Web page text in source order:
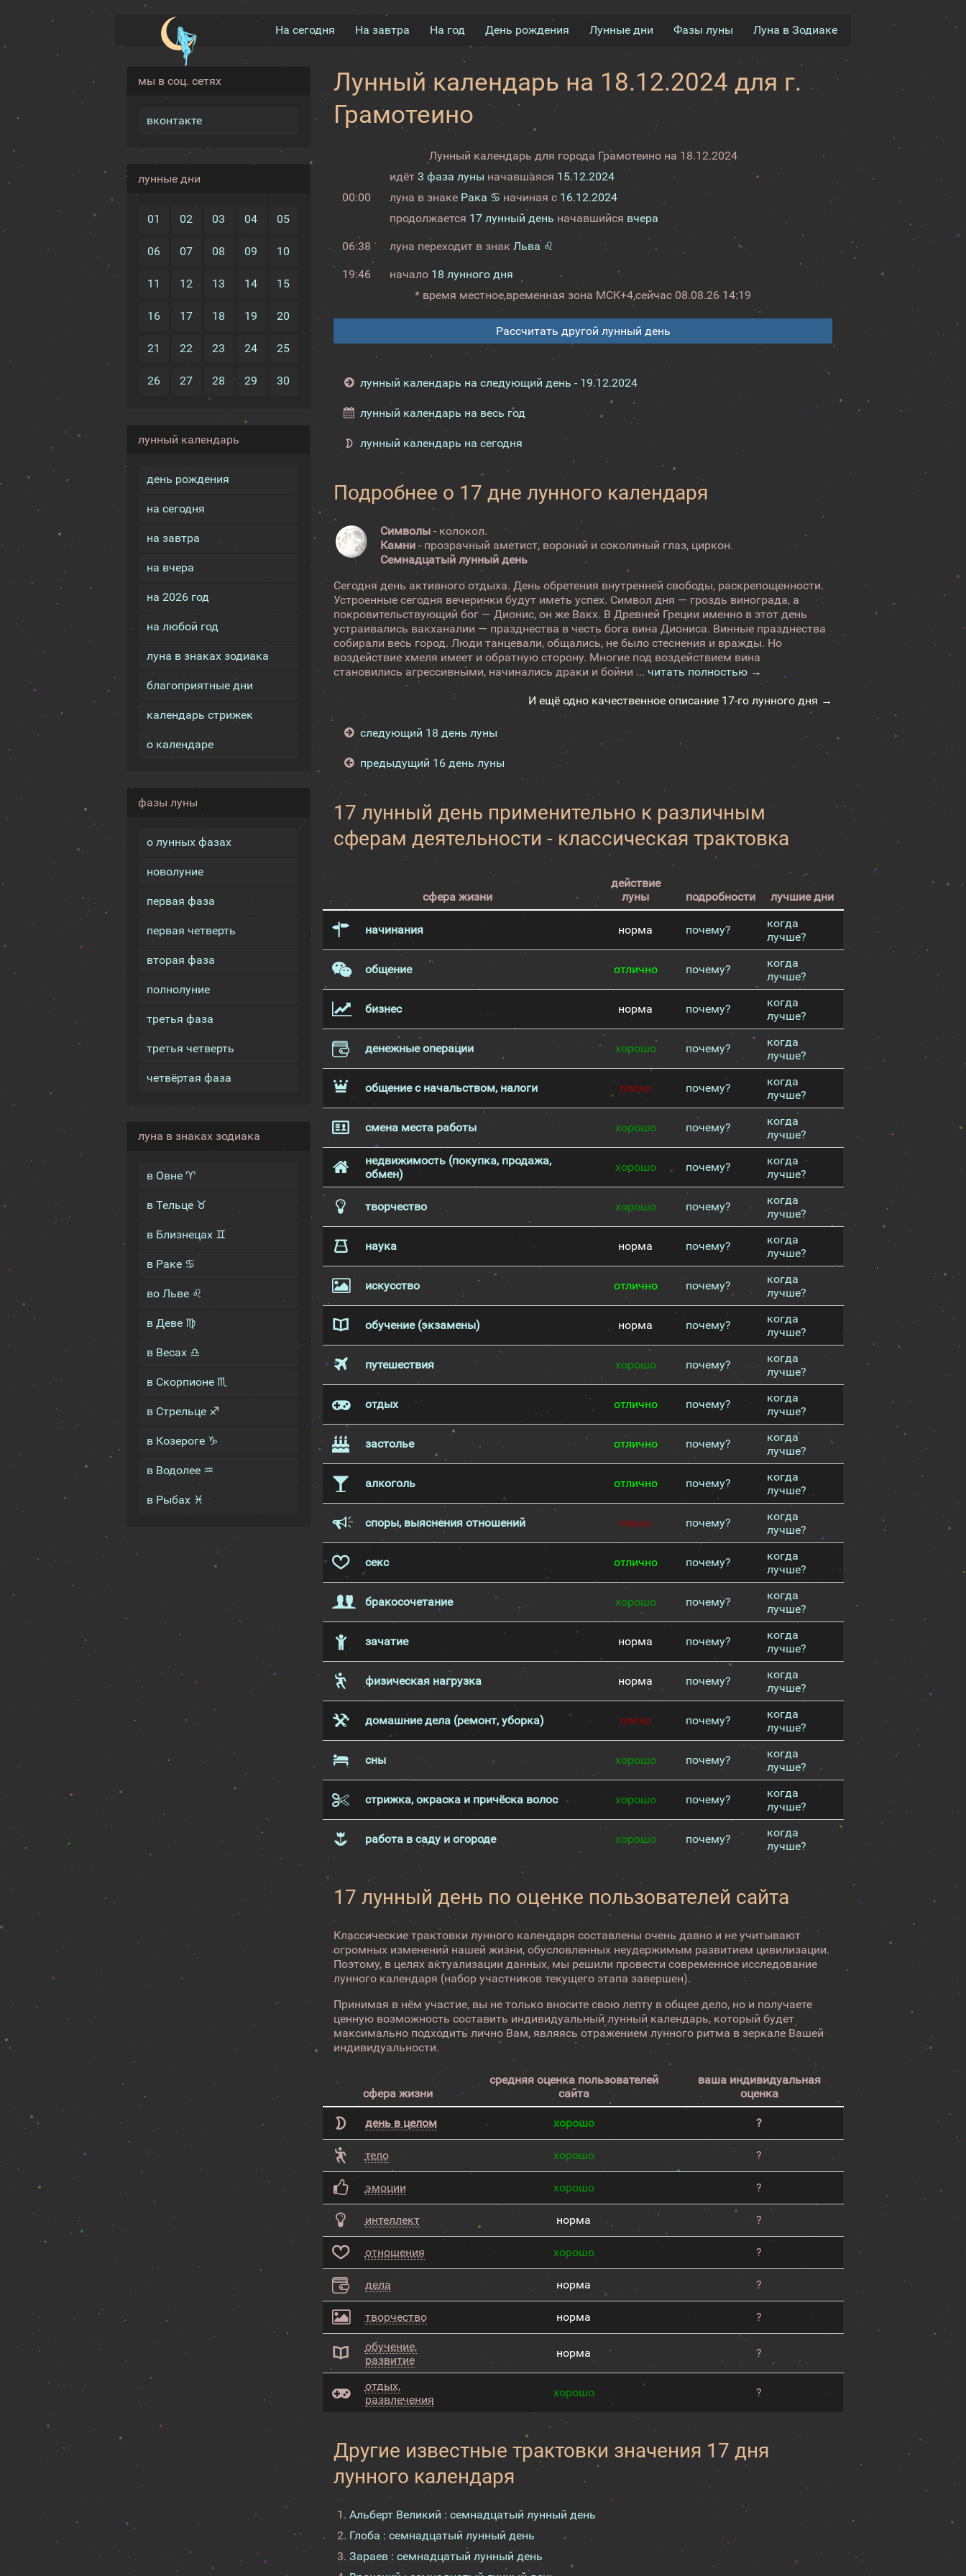
На сегодня На завтра На год День рождения Лунные дни Фазы луны Луна в Зодиаке
мы в соц. сетях
вконтакте
лунные дни
01 02 03 04 05
06 07 08 09 10
11 12 13 14 15
16 17 18 19 20
21 22 23 24 25
26 27 28 29 30
лунный календарь
день рождения
на сегодня
на завтра
на вчера
на 2026 год
на любой год
луна в знаках зодиака
благоприятные дни
календарь стрижек
о календаре
фазы луны
о лунных фазах
новолуние
первая фаза
первая четверть
вторая фаза
полнолуние
третья фаза
третья четверть
четвёртая фаза
луна в знаках зодиака
в Овне ♈
в Тельце ♉
в Близнецах ♊
в Раке ♋
во Льве ♌
в Деве ♍
в Весах ♎
в Скорпионе ♏
в Стрельце ♐
в Козероге ♑
в Водолее ♒
в Рыбах ♓
Лунный календарь на 18.12.2024 для г.
Грамотеино
Лунный календарь для города Грамотеино на 18.12.2024
00:00
идёт 3 фаза луны начавшаяся 15.12.2024
луна в знаке Рака ♋ начиная с 16.12.2024
продолжается 17 лунный день начавшийся вчера
06:38 луна переходит в знак Льва ♌
19:46 начало 18 лунного дня
* время местное,временная зона МСК+4,сейчас 08.08.26 14:19
Рассчитать другой лунный день
лунный календарь на следующий день - 19.12.2024
лунный календарь на весь год
лунный календарь на сегодня
Подробнее о 17 дне лунного календаря
Символы - колокол.
Камни - прозрачный аметист, вороний и соколиный глаз, циркон.
Семнадцатый лунный день
Сегодня день активного отдыха. День обретения внутренней свободы, раскрепощенности.
Устроенные сегодня вечеринки будут иметь успех. Символ дня — гроздь винограда, а
покровительствующий бог — Дионис, он же Вакх. В Древней Греции именно в этот день
устраивались вакханалии — празднества в честь бога вина Диониса. Винные празднества
собирали весь город. Люди танцевали, общались, не было стеснения и вражды. Но
воздействие хмеля имеет и обратную сторону. Многие под воздействием вина
становились агрессивными, начинались драки и бойни ...читать полностью →
И ещё одно качественное описание 17-го лунного дня →
следующий 18 день луны
предыдущий 16 день луны
17 лунный день применительно к различным
сферам деятельности - классическая трактовка
сфера жизни
действие
луны
подробности лучшие дни
начинания норма почему?
когда
лучше?
общение отлично почему?
когда
лучше?
бизнес норма почему?
когда
лучше?
денежные операции хорошо почему?
когда
лучше?
общение с начальством, налоги плохо почему?
когда
лучше?
смена места работы хорошо почему?
когда
лучше?
недвижимость (покупка, продажа,
обмен)
хорошо почему?
когда
лучше?
творчество хорошо почему?
когда
лучше?
наука норма почему?
когда
лучше?
искусство отлично почему?
когда
лучше?
обучение (экзамены) норма почему?
когда
лучше?
путешествия хорошо почему?
когда
лучше?
отдых отлично почему?
когда
лучше?
застолье отлично почему?
когда
лучше?
алкоголь отлично почему?
когда
лучше?
споры, выяснения отношений плохо почему?
когда
лучше?
секс отлично почему?
когда
лучше?
бракосочетание хорошо почему?
когда
лучше?
зачатие норма почему?
когда
лучше?
физическая нагрузка норма почему?
когда
лучше?
домашние дела (ремонт, уборка) плохо почему?
когда
лучше?
сны хорошо почему?
когда
лучше?
стрижка, окраска и причёска волос хорошо почему?
когда
лучше?
работа в саду и огороде хорошо почему?
когда
лучше?
17 лунный день по оценке пользователей сайта
Классические трактовки лунного календаря составлены очень давно и не учитывают
огромных изменений нашей жизни, обусловленных неудержимым развитием цивилизации.
Поэтому, в целях актуализации данных, мы решили провести современное исследование
лунного календаря (набор участников текущего этапа завершен).
Принимая в нём участие, вы не только вносите свою лепту в общее дело, но и получаете
ценную возможность составить индивидуальный лунный календарь, который будет
максимально подходить лично Вам, являясь отражением лунного ритма в зеркале Вашей
индивидуальности.
сфера жизни
средняя оценка пользователей
сайта
ваша индивидуальная
оценка
день в целом хорошо ?
тело хорошо ?
эмоции хорошо ?
интеллект норма ?
отношения хорошо ?
дела норма ?
творчество норма ?
обучение,
развитие
норма ?
отдых,
развлечения
хорошо ?
Другие известные трактовки значения 17 дня
лунного календаря
Альберт Великий : семнадцатый лунный день
Глоба : семнадцатый лунный день
Зараев : семнадцатый лунный день